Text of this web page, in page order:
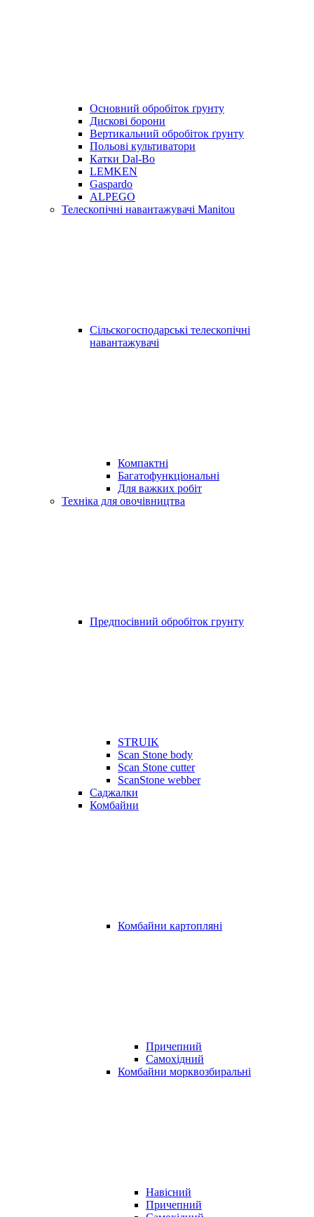
Основний обробіток ґрунту
Дискові борони
Вертикальний обробіток ґрунту
Польові культиватори
Катки Dal-Bo
LEMKEN
Gaspardo
ALPEGO
Телескопічні навантажувачі Manitou
Сільскогосподарські телескопічні
навантажувачі
Компактні
Багатофункціональні
Для важких робіт
Техніка для овочівництва
Предпосівний обробіток грунту
STRUIK
Scan Stone body
Scan Stone cutter
ScanStone webber
Саджалки
Комбайни
Комбайни картопляні
Причепний
Самохідний
Комбайни морквозбиральні
Навісний
Причепний